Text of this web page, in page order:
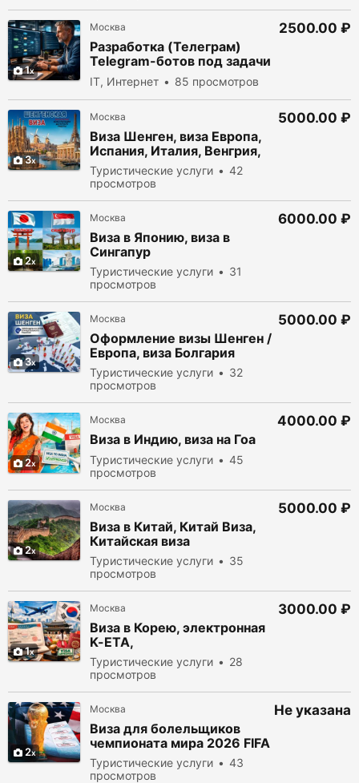
1
Москва
Разработка (Телеграм)
Telegram-ботов под задачи
бизнеса
IT, Интернет 85 просмотров
2500.00 ₽
3
Москва
Виза Шенген, виза Европа,
Испания, Италия, Венгрия,
Туристические услуги
42
просмотров
5000.00 ₽
2
Москва
Виза в Японию, виза в
Сингапур
Туристические услуги
31
просмотров
6000.00 ₽
3
Москва
Оформление визы Шенген /
Европа, виза Болгария
Туристические услуги
32
просмотров
5000.00 ₽
2
Москва
Виза в Индию, виза на Гоа
Туристические услуги
45
просмотров
4000.00 ₽
2
Москва
Виза в Китай, Китай Виза,
Китайская виза
Туристические услуги
35
просмотров
5000.00 ₽
1
Москва
Виза в Корею, электронная
K-ETA,
Туристические услуги
28
просмотров
3000.00 ₽
2
Москва
Виза для болельщиков
чемпионата мира 2026 FIFA
Туристические услуги
43
просмотров
Не указана